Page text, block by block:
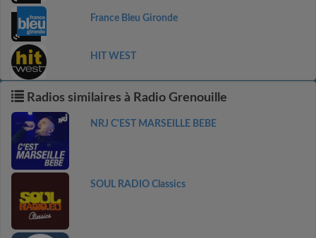
France Bleu Gironde
HIT WEST
Radios similaires à Radio Grenouille
NRJ C'EST MARSEILLE BEBE
SOUL RADIO Classics